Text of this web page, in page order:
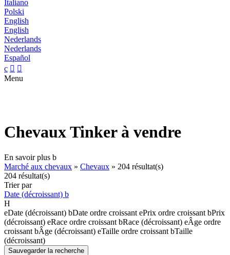
Italiano
Polski
English
English
Nederlands
Nederlands
Español
c  
Menu
Chevaux Tinker à vendre
En savoir plus b
Marché aux chevaux » Chevaux » 204 résultat(s)
204 résultat(s)
Trier par
Date (décroissant) b
H
eDate (décroissant) bDate ordre croissant ePrix ordre croissant bPrix
(décroissant) eRace ordre croissant bRace (décroissant) eÂge ordre
croissant bÂge (décroissant) eTaille ordre croissant bTaille
(décroissant)
Sauvegarder la recherche